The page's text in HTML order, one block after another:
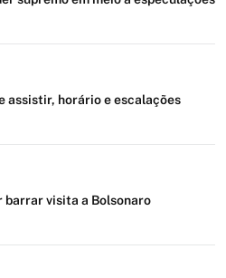
assistir, horário e escalações
visita a Bolsonaro